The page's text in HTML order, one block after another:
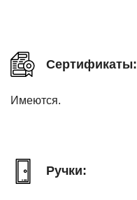
Сертификаты:
Имеются.
Ручки: